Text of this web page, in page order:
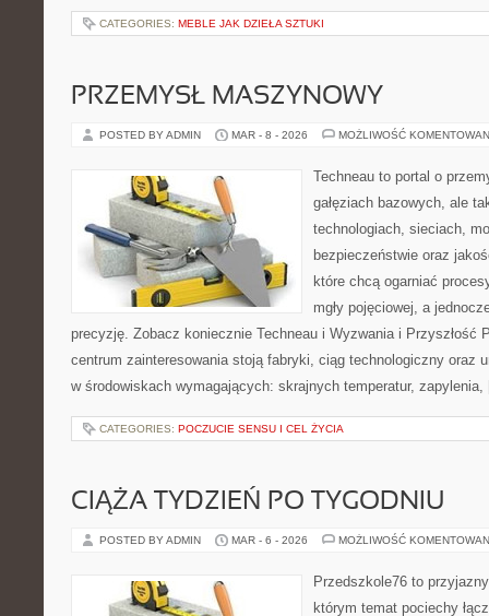
CATEGORIES: MEBLE JAK DZIEŁA SZTUKI
PRZEMYSŁ MASZYNOWY
POSTED BY ADMIN MAR - 8 - 2026 MOŻLIWOŚĆ
Techneau to portal o
gałęziach bazowych, ale
technologiach, sieciach,
bezpieczeństwie oraz
które chcą ogarniać
mgły pojęciowej, a
precyzję. Zobacz koniecznie Techneau i Wyzwania i Przyszłość
centrum zainteresowania stoją fabryki, ciąg technologiczny oraz
w środowiskach wymagających: skrajnych temperatur,
CATEGORIES: POCZUCIE SENSU I CEL ŻYCIA
CIĄŻA TYDZIEŃ PO TYGODNIU
POSTED BY ADMIN MAR - 6 - 2026 MOŻLIWOŚĆ
Przedszkole76 to
którym temat pociechy